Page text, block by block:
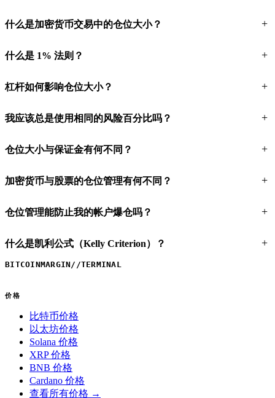
什么是加密货币交易中的仓位大小？
什么是 1% 法则？
杠杆如何影响仓位大小？
我应该总是使用相同的风险百分比吗？
仓位大小与保证金有何不同？
加密货币与股票的仓位管理有何不同？
仓位管理能防止我的帐户爆仓吗？
什么是凯利公式（Kelly Criterion）？
BITCOINMARGIN//TERMINAL
价格
比特币价格
以太坊价格
Solana 价格
XRP 价格
BNB 价格
Cardano 价格
查看所有价格 →